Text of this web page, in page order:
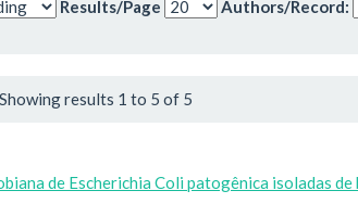
Results/Page Authors/Record:
Showing results 1 to 5 of 5
de Escherichia Coli patogênica isoladas de